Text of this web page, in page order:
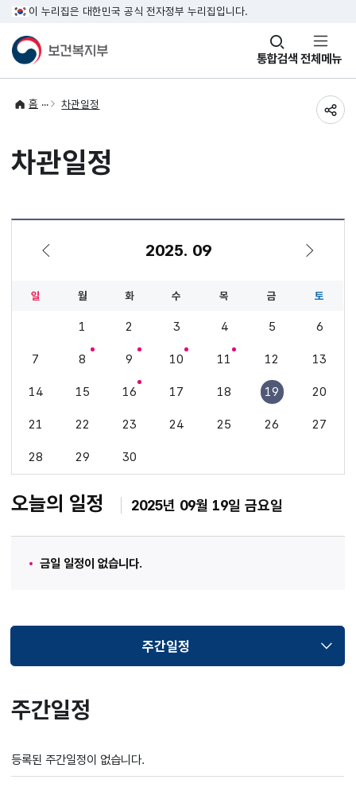
이 누리집은 대한민국 공식 전자정부 누리집입니다.
통합검색
창
열기 전체메뉴
홈 차관일정
차관일정
2025. 09
일 월 화 수 목 금 토
1 2 3 4 5 6
7 8 9 10 11 12 13
14 15 16 17 18 19 20
21 22 23 24 25 26 27
28 29 30
오늘의 일정 2025년 09월 19일 금요일
금일 일정이 없습니다.
주간일정
선택됨
주간일정
등록된 주간일정이 없습니다.